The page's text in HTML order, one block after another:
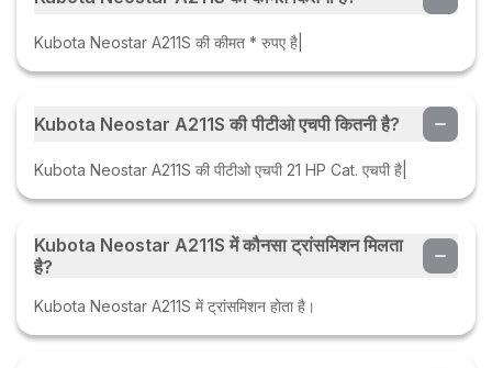
Kubota Neostar A211S की कीमत * रुपए है|
Kubota Neostar A211S की पीटीओ एचपी कितनी है?
Kubota Neostar A211S की पीटीओ एचपी 21 HP Cat. एचपी है|
Kubota Neostar A211S में कौनसा ट्रांसमिशन मिलता
है?
Kubota Neostar A211S में ट्रांसमिशन होता है।